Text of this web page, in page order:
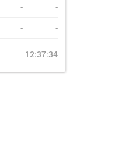
-
-
- -
12:37:34